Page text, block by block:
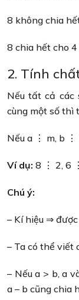
8 không chia
8 chia hết cho
2. Tính
Nếu tất cả các
cùng một số thì
Nếu a ⋮ m, b ⋮
Ví dụ: 8 ⋮ 2, 6
Chú ý:
– Kí hiệu ⇒
– Ta có thể
– Nếu a > b, a
a – b cũng chia